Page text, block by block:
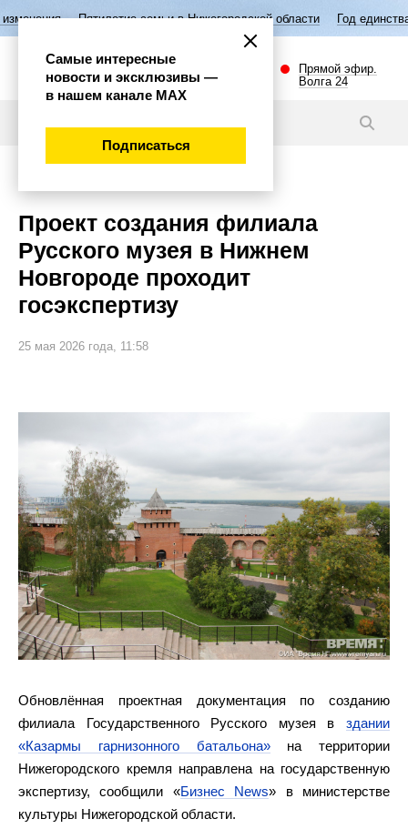
семьи в Нижегородской области Год единства народов
Прямой эфир.
Волга 24
Проект создания филиала
Русского музея в Нижнем
Новгороде проходит
госэкспертизу
25 мая 2026 года, 11:58
Обновлённая проектная документация по созданию
филиала Государственного Русского музея в здании
«Казармы гарнизонного батальона»на территории
Нижегородского кремля направлена на государственную
экспертизу, сообщили «Бизнес News» в министерстве
культуры Нижегородской области.
Самые интересные
новости и эксклюзивы —
в нашем канале МАХ
Подписаться